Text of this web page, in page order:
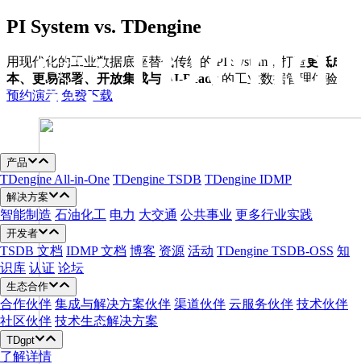
跳
内
容
产品
TDengine All-in-One TDengine TSDB TDengine IDMP
解决方案
智能制造 石油化工 电力 大交通 公共事业 更多行业实践
开发者
TSDB 文档 IDMP 文档 博客 资源 活动 TDengine TSDB-OSS 知
识库 认证 论坛
生态合作
合作伙伴 集成与解决方案伙伴 渠道伙伴 云服务伙伴 技术伙伴
社区伙伴 技术生态解决方案
TDgpt
了解详情
PI System vs. TDengine
用现代化的工业数据底座替代传统的 PI System，打造更低成
本、更易部署、开放集成与 AI-Ready 的工业数据管理体验。
预约演示 免费下载